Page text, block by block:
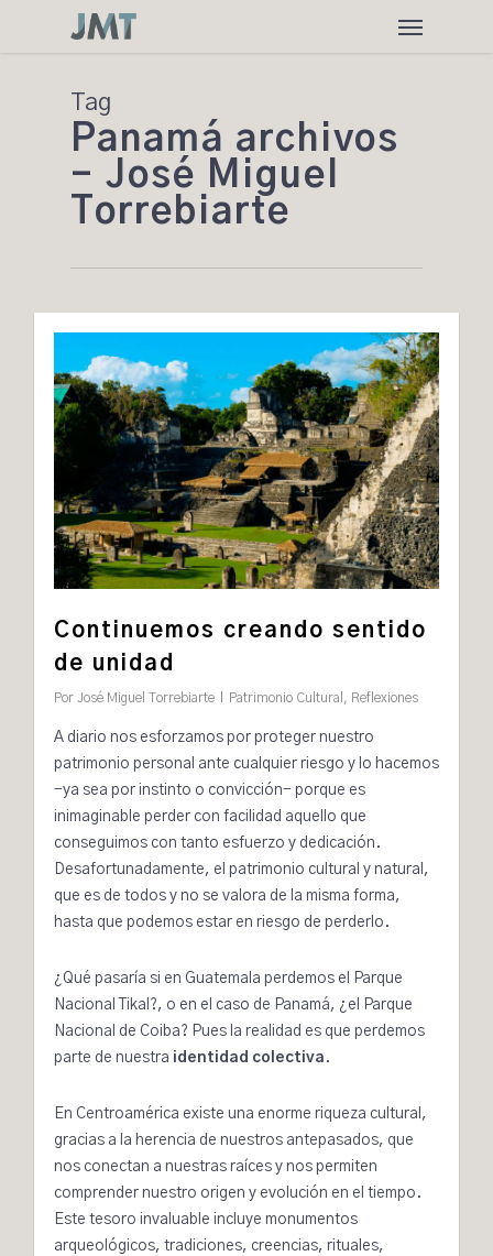
Tag
Panamá archivos
- José Miguel
Torrebiarte
Continuemos creando sentido
de unidad
Por José Miguel Torrebiarte Patrimonio Cultural , Reflexiones
A diario nos esforzamos por proteger nuestro
patrimonio personal ante cualquier riesgo y lo hacemos
-ya sea por instinto o convicción- porque es
inimaginable perder con facilidad aquello que
conseguimos con tanto esfuerzo y dedicación.
Desafortunadamente, el patrimonio cultural y natural,
que es de todos y no se valora de la misma forma,
hasta que podemos estar en riesgo de perderlo.
¿Qué pasaría si en Guatemala perdemos el Parque
Nacional Tikal?, o en el caso de Panamá, ¿el Parque
Nacional de Coiba? Pues la realidad es que perdemos
parte de nuestra identidad colectiva .
En Centroamérica existe una enorme riqueza cultural,
gracias a la herencia de nuestros antepasados, que
nos conectan a nuestras raíces y nos permiten
comprender nuestro origen y evolución en el tiempo.
Este tesoro invaluable incluye monumentos
arqueológicos, tradiciones, creencias, rituales,